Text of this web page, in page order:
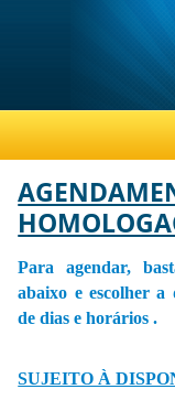
Para agendar,
abaixo e escolher a
de dias e horários .
SUJEITO À